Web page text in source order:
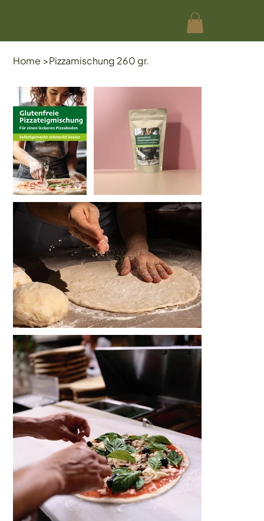
Home >Pizzamischung 260 gr.